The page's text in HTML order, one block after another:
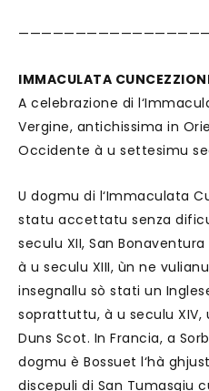
IMMACULATA
A celebrazione di
Vergine, antichissima in
Occidente à u settesimu
U dogmu di l‘Immaculata
statu accettatu senza
seculu XII, San
à u seculu XIII, ùn ne
insegnallu sò stati un
soprattuttu, à u seculu XIV,
Duns Scot. In Francia, a
dogmu è Bossuet l‘hà
discepuli di San Tumasgiu